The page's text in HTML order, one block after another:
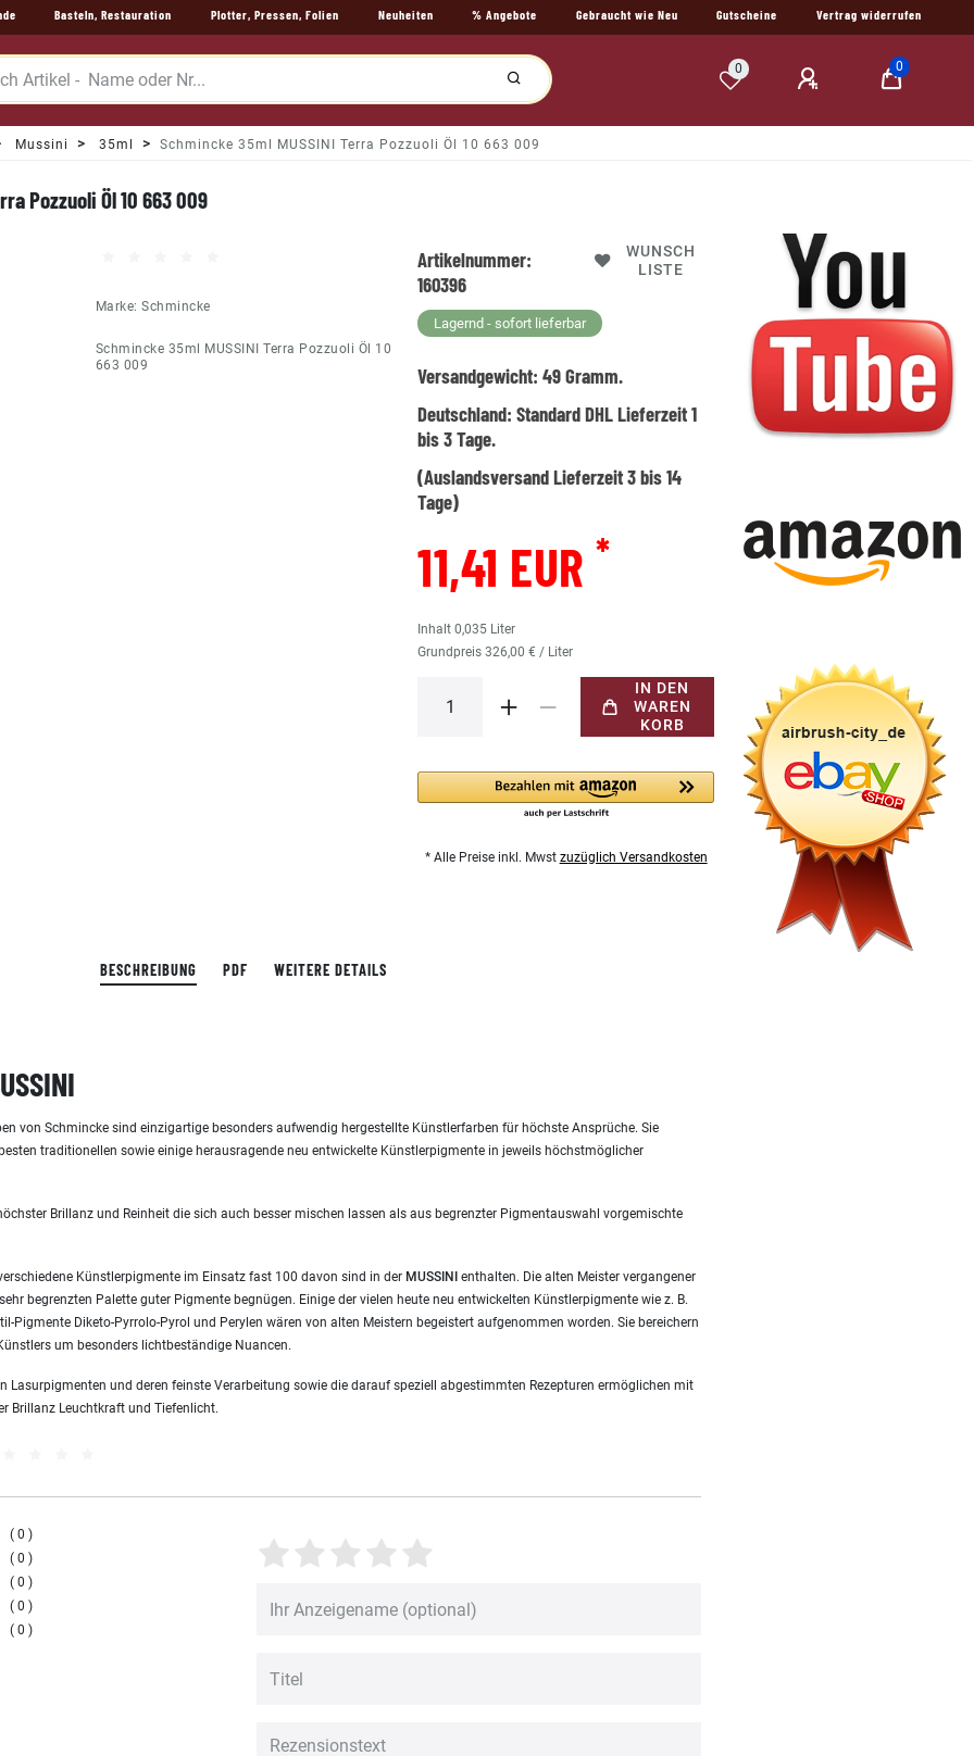
Basteln, Restauration Plotter, Pressen, Folien Neuheiten % Angebote Gebraucht wie Neu Gutscheine Vertrag widerrufen
0 0
Mussini 35ml Schmincke 35ml MUSSINI Terra Pozzuoli Öl 10 663 009
Pozzuoli Öl 10 663 009
Marke:Schmincke
Schmincke 35ml MUSSINI Terra Pozzuoli Öl 10
663 009
Artikelnummer:
160396
WUNSCH
LISTE
Lagernd - sofort lieferbar
Versandgewicht:49Gramm.
Deutschland:Standard DHL Lieferzeit 1
bis 3 Tage.
(Auslandsversand Lieferzeit 3 bis 14
Tage)
11,41 EUR*
Inhalt0,035 Liter
Grundpreis326,00 € / Liter
IN DEN
WAREN
KORB
* Alle Preise inkl. Mwst zuzüglich Versandkosten
BESCHREIBUNG PDF WEITERE DETAILS
von Schmincke sind einzigartige besonders aufwendig hergestellte Künstlerfarben für höchste Ansprüche. Sie
traditionellen sowie einige herausragende neu entwickelte Künstlerpigmente in jeweils höchstmöglicher
Brillanz und Reinheit die sich auch besser mischen lassen als aus begrenzter Pigmentauswahl vorgemischte
Künstlerpigmente im Einsatz fast 100 davon sind in der MUSSINI enthalten. Die alten Meister vergangener
begrenzten Palette guter Pigmente begnügen. Einige der vielen heute neu entwickelten Künstlerpigmente wie z. B.
Pigmente Diketo-Pyrrolo-Pyrol und Perylen wären von alten Meistern begeistert aufgenommen worden. Sie bereichern
um besonders lichtbeständige Nuancen.
Lasurpigmenten und deren feinste Verarbeitung sowie die darauf speziell abgestimmten Rezepturen ermöglichen mit
Brillanz Leuchtkraft und Tiefenlicht.
0
0
0
0
0